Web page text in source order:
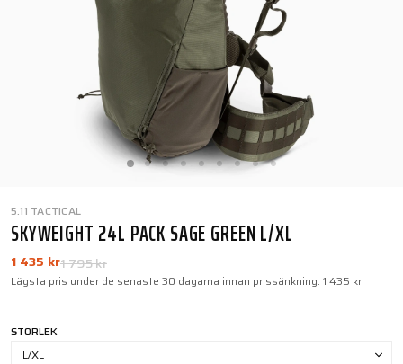
5.11 TACTICAL
SKYWEIGHT 24L PACK SAGE GREEN L/XL
1 795 kr
1 435 kr
Lägsta pris under de senaste 30 dagarna innan prissänkning: 1 435 kr
STORLEK
L/XL